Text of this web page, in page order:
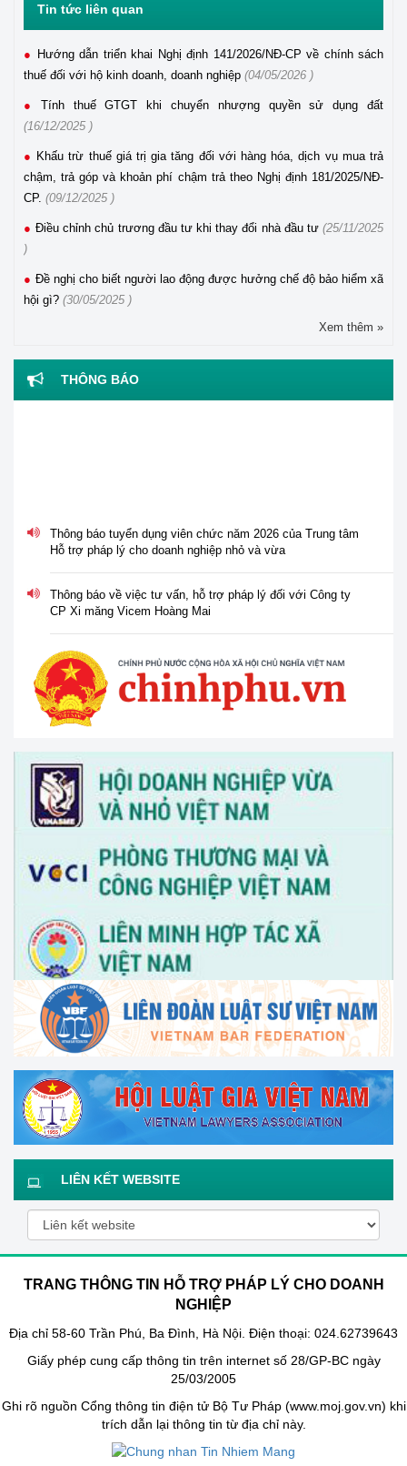
Tin tức liên quan
Hướng dẫn triển khai Nghị định 141/2026/NĐ-CP về chính sách
thuế đối với hộ kinh doanh, doanh nghiệp (04/05/2026 )
Tính thuế GTGT khi chuyển nhượng quyền sử dụng đất
(16/12/2025 )
Khấu trừ thuế giá trị gia tăng đối với hàng hóa, dịch vụ mua trả
chậm, trả góp và khoản phí chậm trả theo Nghị định 181/2025/NĐ-
CP. (09/12/2025 )
Điều chỉnh chủ trương đầu tư khi thay đổi nhà đầu tư (25/11/2025
)
Đề nghị cho biết người lao động được hưởng chế độ bảo hiểm xã
hội gì? (30/05/2025 )
Xem thêm »
THÔNG BÁO
Thông báo tuyển dụng viên chức năm 2026 của Trung tâm
Hỗ trợ pháp lý cho doanh nghiệp nhỏ và vừa
Thông báo về việc tư vấn, hỗ trợ pháp lý đối với Công ty
CP Xi măng Vicem Hoàng Mai
Thông báo về việc nghỉ lễ Giỗ tổ Hùng Vương, ngày Chiến
thắng 30/4 và ngày Quốc tế Lao động 01/5 năm 2026
Tổ chức Hội nghị tập huấn "Tư vấn, hỗ trợ pháp lý cho phụ
nữ khởi nghiệp, phát triển kinh doanh" vào ngày 30/3/2026
V/v thông tin và đề nghị phối hợp triển khai hoạt động của
Trung tâm Hỗ trợ pháp lý cho doanh nghiệp nhỏ và vừa
LIÊN KẾT WEBSITE
TRANG THÔNG TIN HỖ TRỢ PHÁP LÝ CHO DOANH
NGHIỆP
Địa chỉ 58-60 Trần Phú, Ba Đình, Hà Nội. Điện thoại: 024.62739643
Giấy phép cung cấp thông tin trên internet số 28/GP-BC ngày
25/03/2005
Ghi rõ nguồn Cổng thông tin điện tử Bộ Tư Pháp (www.moj.gov.vn) khi
trích dẫn lại thông tin từ địa chỉ này.